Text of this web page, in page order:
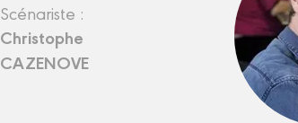
Scénariste :
Christophe
CAZENOVE